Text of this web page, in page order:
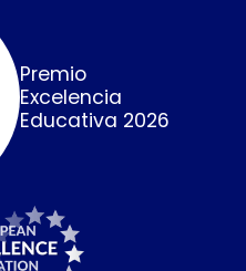
Premio
Excelencia
Educativa 2026